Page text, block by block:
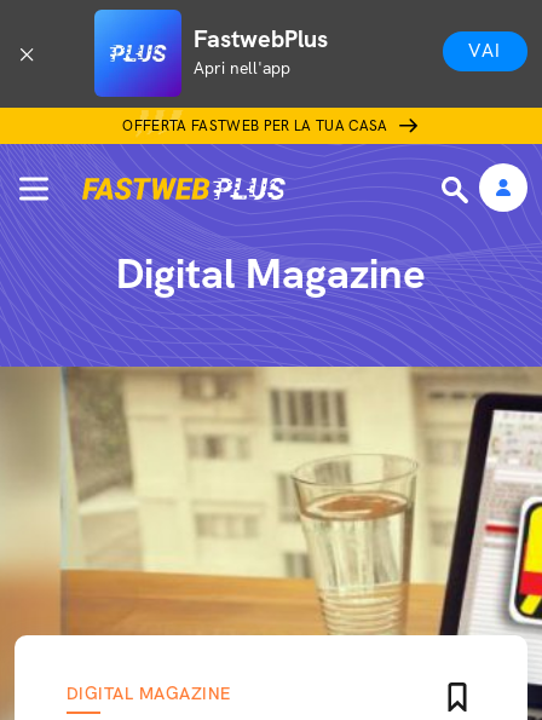
FastwebPlus
Apri nell'app
VAI
OFFERTA FASTWEB PER LA TUA CASA
Digital Magazine
DIGITAL MAGAZINE